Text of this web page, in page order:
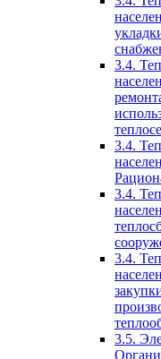
3.4.
3.4.
3.4.
3.4.
3.5.